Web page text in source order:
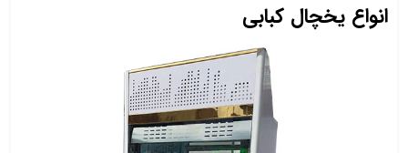
انواع یخچال کبابی